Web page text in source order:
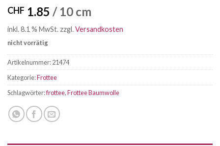
CHF 1.85 / 10 cm
inkl. 8.1 % MwSt. zzgl.Versandkosten
nicht vorrätig
Artikelnummer:21474
Kategorie:Frottee
Schlagwörter:frottee,Frottee Baumwolle